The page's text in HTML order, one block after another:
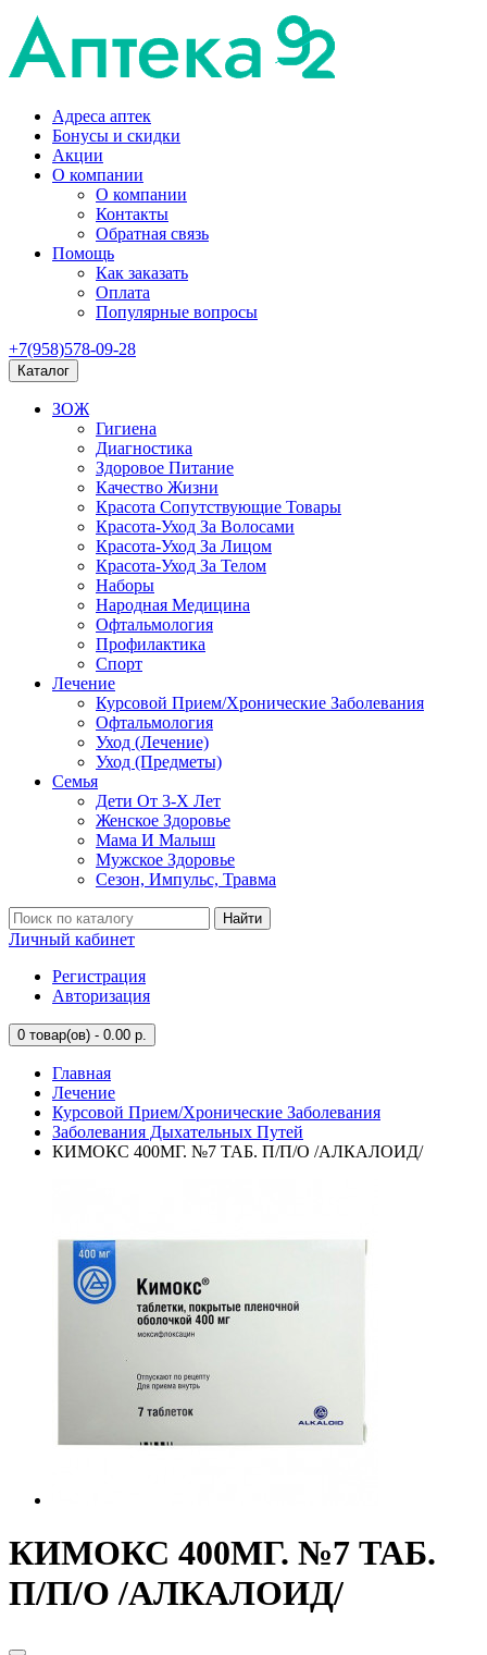
Адреса аптек
Бонусы и скидки
Акции
О компании
О компании
Контакты
Обратная связь
Помощь
Как заказать
Оплата
Популярные вопросы
+7(958)578-09-28
Каталог
ЗОЖ
Гигиена
Диагностика
Здоровое Питание
Качество Жизни
Красота Сопутствующие Товары
Красота-Уход За Волосами
Красота-Уход За Лицом
Красота-Уход За Телом
Наборы
Народная Медицина
Офтальмология
Профилактика
Спорт
Лечение
Курсовой Прием/Хронические Заболевания
Офтальмология
Уход (Лечение)
Уход (Предметы)
Семья
Дети От 3-Х Лет
Женское Здоровье
Мама И Малыш
Мужское Здоровье
Сезон, Импульс, Травма
Найти
Личный кабинет
Регистрация
Авторизация
0 товар(ов) - 0.00 р.
Главная
Лечение
Курсовой Прием/Хронические Заболевания
Заболевания Дыхательных Путей
КИМОКС 400МГ. №7 ТАБ. П/П/О /АЛКАЛОИД/
КИМОКС 400МГ. №7 ТАБ.
П/П/О /АЛКАЛОИД/